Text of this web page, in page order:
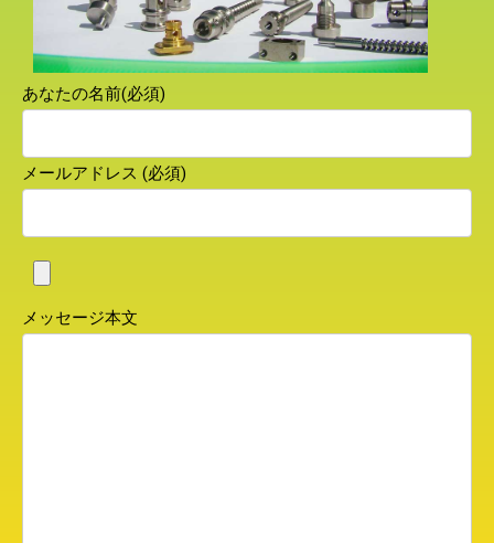
あなたの名前(必須)
メールアドレス (必須)
メッセージ本文